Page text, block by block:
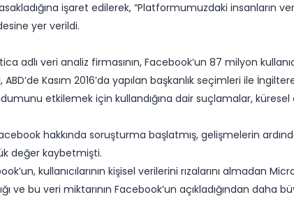
işaret edilerek, “Platformumuzdaki insanların
yer verildi.
adlı veri analiz firmasının, Facebook’un 87 milyon
Kasım 2016’da yapılan başkanlık seçimleri ile
etkilemek için kullandığına dair suçlamalar,
hakkında soruşturma başlatmış, gelişmelerin
değer kaybetmişti.
kullanıcılarının kişisel verilerini rızalarını almadan
ve bu veri miktarının Facebook’un açıkladığından daha